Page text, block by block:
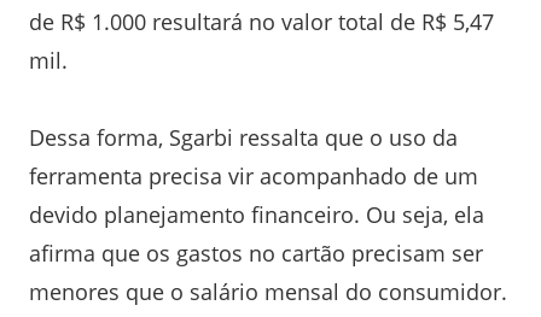
de R$ 1.000 resultará no valor total de R$ 5,47
mil.
Dessa forma, Sgarbi ressalta que o uso da
ferramenta precisa vir acompanhado de um
devido planejamento financeiro. Ou seja, ela
afirma que os gastos no cartão precisam ser
menores que o salário mensal do consumidor.